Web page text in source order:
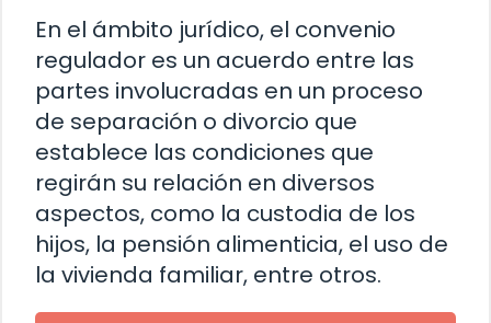
En el ámbito jurídico, el convenio
regulador es un acuerdo entre las
partes involucradas en un proceso
de separación o divorcio que
establece las condiciones que
regirán su relación en diversos
aspectos, como la custodia de los
hijos, la pensión alimenticia, el uso de
la vivienda familiar, entre otros.